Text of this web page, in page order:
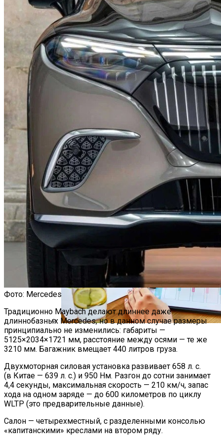
Тайвань Снова Расширил Ограничения
На Ввоз Товаров В Беларусь И Россию
Какие Навыки Станут Ключевыми
Через 10 Лет И Как Подготовиться К Ним
Сегодня
Какие Кредиты Дают В Беларуси
На Китайские Автомобили
Шипы Или Липучка? Что Выбрать В
Условиях Российской Зимы?
7 Домашних Методов Для Улучшения
Памяти И Концентрации
Как Мы Худеем: 8 Этапов Похудения У
Мужчин И Женщин
Фото: Mercedes
Традиционно Maybach делают длиннее даже
длиннобазных Mercedes, но в данном случае размеры
принципиально не изменились: габариты —
5125×2034×1721 мм, расстояние между осями — те же
3210 мм. Багажник вмещает 440 литров груза.
Двухмоторная силовая установка развивает 658 л. с.
(в Китае — 639 л. с.) и 950 Нм. Разгон до сотни занимает
4,4 секунды, максимальная скорость — 210 км/ч, запас
хода на одном заряде — до 600 километров по циклу
WLTP (это предварительные данные).
Салон — четырехместный, с разделенными консолью
«капитанскими» креслами на втором ряду.